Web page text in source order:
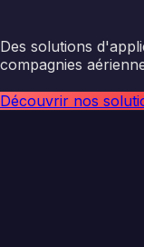
Des solutions
compagnies
Découvrir nos